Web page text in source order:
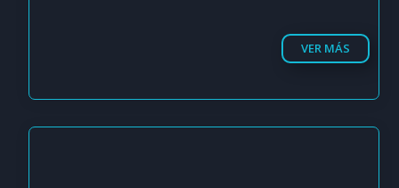
VER MÁS